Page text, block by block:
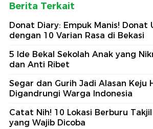
Berita Terkait
Donat Diary: Empuk Manis! Donat
dengan 10 Varian Rasa di Bekasi
5 Ide Bekal Sekolah Anak yang
dan Anti Ribet
Segar dan Gurih Jadi Alasan Keju
Digandrungi Warga Indonesia
Catat Nih! 10 Lokasi Berburu
yang Wajib Dicoba